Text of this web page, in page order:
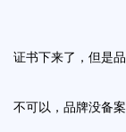
证书下来了，但是
不可以，品牌没备